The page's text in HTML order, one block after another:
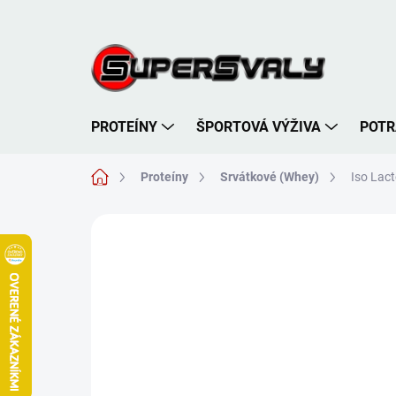
PROTEÍNY ŠPORTOVÁ VÝŽIVA
DomovProteíny Srvátkové (Whey) Iso